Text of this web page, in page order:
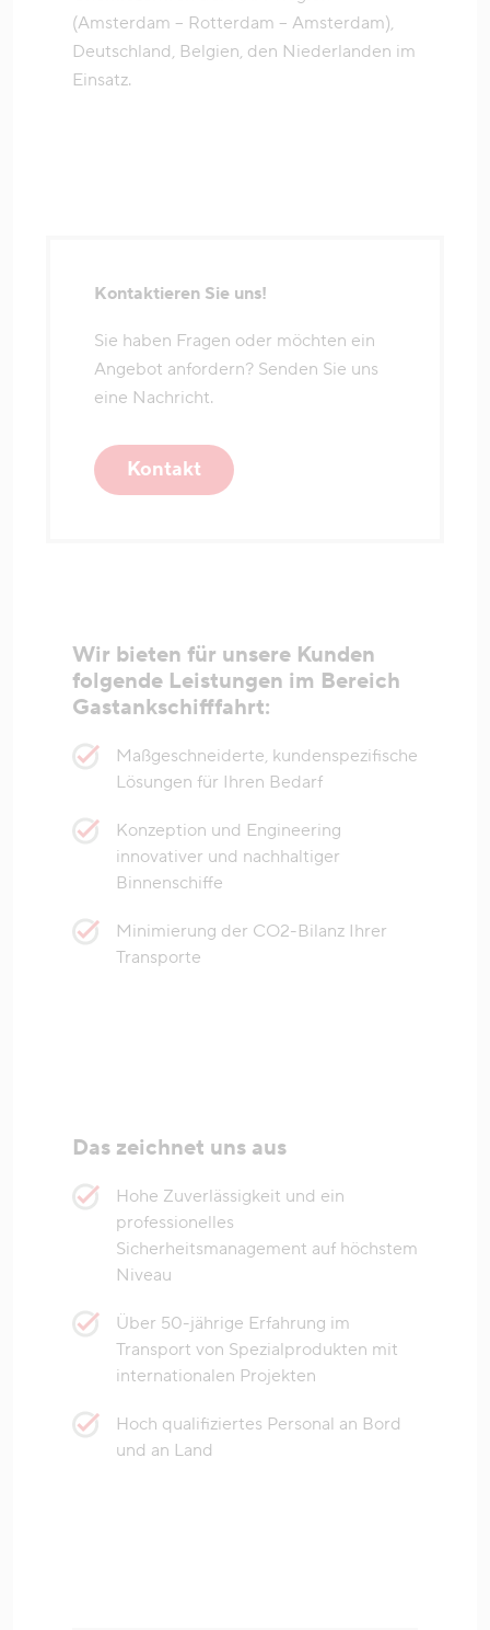
(Amsterdam – Rotterdam – Amsterdam),
Deutschland, Belgien, den Niederlanden im
Einsatz.
Kontaktieren Sie uns!
Sie haben Fragen oder möchten ein
Angebot anfordern? Senden Sie uns
eine Nachricht.
Kontakt
Wir bieten für unsere Kunden
folgende Leistungen im Bereich
Gastankschifffahrt:
Maßgeschneiderte, kundenspezifische
Lösungen für Ihren Bedarf
Konzeption und Engineering
innovativer und nachhaltiger
Binnenschiffe
Minimierung der CO2-Bilanz Ihrer
Transporte
Das zeichnet uns aus
Hohe Zuverlässigkeit und ein
professionelles
Sicherheitsmanagement auf höchstem
Niveau
Über 50-jährige Erfahrung im
Transport von Spezialprodukten mit
internationalen Projekten
Hoch qualifiziertes Personal an Bord
und an Land